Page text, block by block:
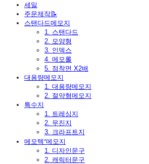
세일
주문제작📝
스탠다드메모지
1. 스탠다드
2. 모양형
3. 인덱스
4. 메모롤
5. 점착면 X2배
대용량메모지
1. 대용량메모지
2. 절약형메모지
특수지
1. 트레싱지
2. 무진지
3. 크라프트지
메모텍⁺메모지
1. 디자인문구
2. 캐릭터문구